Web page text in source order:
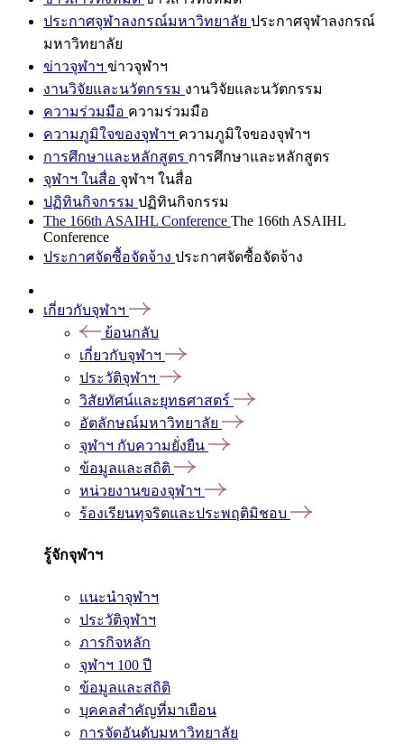
ประกาศจุฬาลงกรณ์มหาวิทยาลัย ประกาศจุฬาลงกรณ์
มหาวิทยาลัย
ข่าวจุฬาฯ ข่าวจุฬาฯ
งานวิจัยและนวัตกรรม งานวิจัยและนวัตกรรม
ความร่วมมือ ความร่วมมือ
ความภูมิใจของจุฬาฯ ความภูมิใจของจุฬาฯ
การศึกษาและหลักสูตร การศึกษาและหลักสูตร
จุฬาฯ ในสื่อ จุฬาฯ ในสื่อ
ปฏิทินกิจกรรม ปฏิทินกิจกรรม
The 166th ASAIHL Conference The 166th ASAIHL
Conference
ประกาศจัดซื้อจัดจ้าง ประกาศจัดซื้อจัดจ้าง
เกี่ยวกับจุฬาฯ
ย้อนกลับ
เกี่ยวกับจุฬาฯ
ประวัติจุฬาฯ
วิสัยทัศน์และยุทธศาสตร์
อัตลักษณ์มหาวิทยาลัย
จุฬาฯ กับความยั่งยืน
ข้อมูลและสถิติ
หน่วยงานของจุฬาฯ
ร้องเรียนทุจริตและประพฤติมิชอบ
รู้จักจุฬาฯ
แนะนำจุฬาฯ
ประวัติจุฬาฯ
ภารกิจหลัก
จุฬาฯ 100 ปี
ข้อมูลและสถิติ
บุคคลสำคัญที่มาเยือน
การจัดอันดับมหาวิทยาลัย